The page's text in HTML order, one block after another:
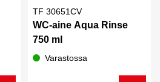
TF 30651CV
WC-aine Aqua Rinse
750 ml
Varastossa